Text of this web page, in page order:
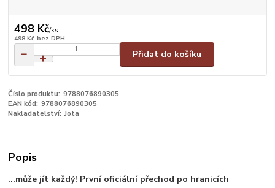
498 Kč/ks
498 Kč bez DPH
Přidat do košíku
Číslo produktu: 9788076890305
EAN kód: 9788076890305
Nakladatelství: Jota
Popis
...může jít každý! První oficiální přechod po hranicích